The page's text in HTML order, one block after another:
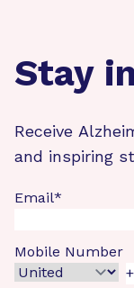
Stay
Receive
and inspiring
Email*
Mobile Number